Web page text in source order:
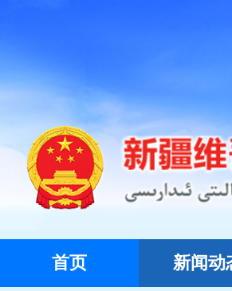
首页 新闻动